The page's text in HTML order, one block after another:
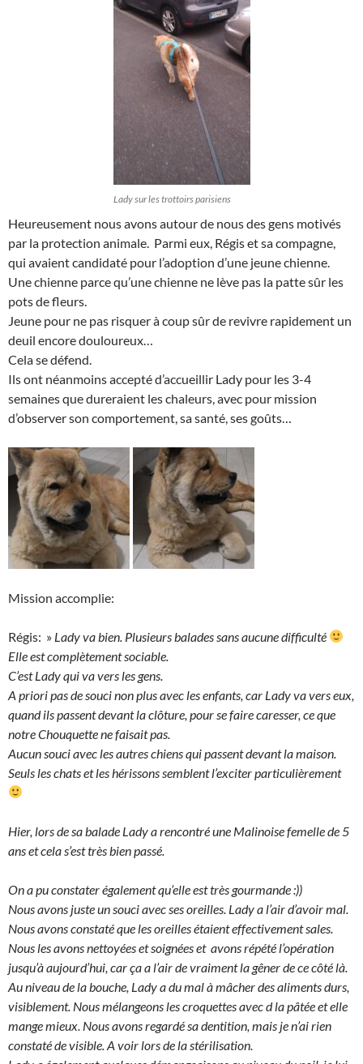
Lady sur les trottoirs parisiens
Heureusement nous avons autour de nous des gens motivés
par la protection animale. Parmi eux, Régis et sa compagne,
qui avaient candidaté pour l’adoption d’une jeune chienne.
Une chienne parce qu’une chienne ne lève pas la patte sûr les
pots de fleurs.
Jeune pour ne pas risquer à coup sûr de revivre rapidement un
deuil encore douloureux…
Cela se défend.
Ils ont néanmoins accepté d’accueillir Lady pour les 3-4
semaines que dureraient les chaleurs, avec pour mission
d’observer son comportement, sa santé, ses goûts…
Mission accomplie:
Régis: » Lady va bien. Plusieurs balades sans aucune difficulté
Elle est complètement sociable.
C’est Lady qui va vers les gens.
A priori pas de souci non plus avec les enfants, car Lady va vers eux,
quand ils passent devant la clôture, pour se faire caresser, ce que
notre Chouquette ne faisait pas.
Aucun souci avec les autres chiens qui passent devant la maison.
Seuls les chats et les hérissons semblent l’exciter particulièrement
Hier, lors de sa balade Lady a rencontré une Malinoise femelle de 5
ans et cela s’est très bien passé.
On a pu constater également qu’elle est très gourmande :))
Nous avons juste un souci avec ses oreilles. Lady a l’air d’avoir mal.
Nous avons constaté que les oreilles étaient effectivement sales.
Nous les avons nettoyées et soignées et avons répété l’opération
jusqu’à aujourd’hui, car ça a l’air de vraiment la gêner de ce côté là.
Au niveau de la bouche, Lady a du mal à mâcher des aliments durs,
visiblement. Nous mélangeons les croquettes avec d la pâtée et elle
mange mieux. Nous avons regardé sa dentition, mais je n’ai rien
constaté de visible. A voir lors de la stérilisation.